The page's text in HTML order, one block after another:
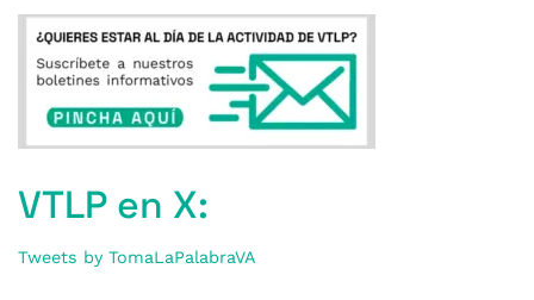
VTLP en X:
Tweets by TomaLaPalabraVA